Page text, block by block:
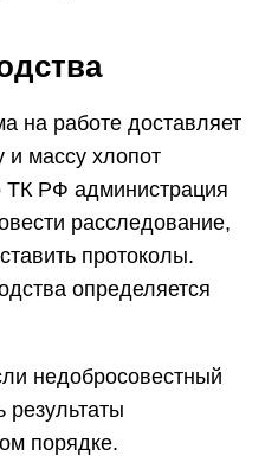
на работе доставляет
и массу хлопот
ТК РФ администрация
расследование,
протоколы.
определяется
недобросовестный
результаты
порядке.